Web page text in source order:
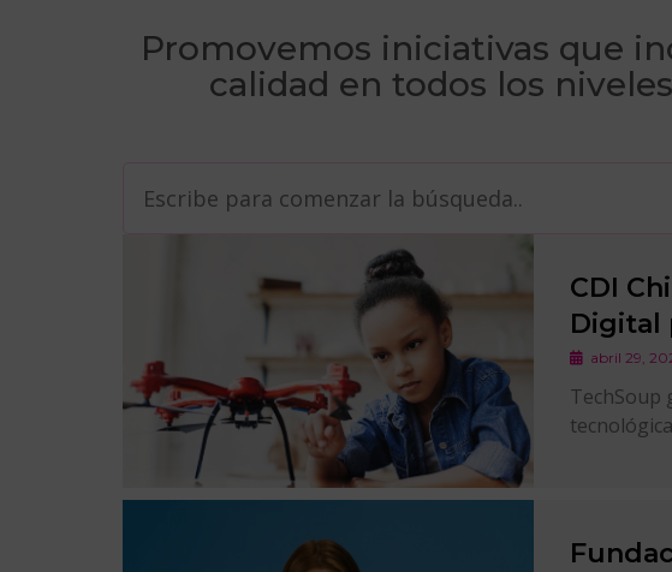
Promovemos iniciativas que
calidad en todos los
CDI
Digital
abril 29,
TechSoup